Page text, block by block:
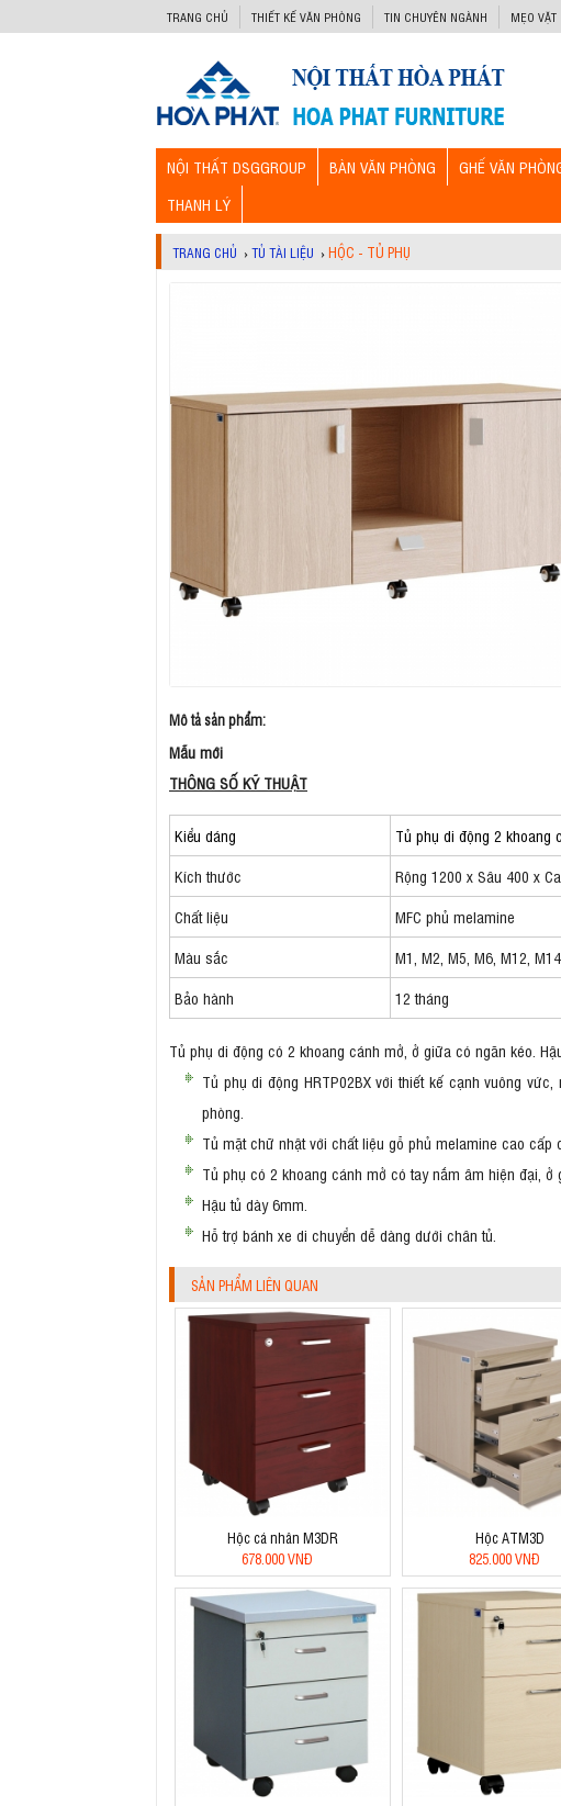
TRANG CHỦ THIẾT KẾ VĂN PHÒNG TIN CHUYÊN NGÀNH MẸO VẶT
NỘI THẤT DSGGROUP BÀN VĂN PHÒNG GHẾ VĂN
THANH LÝ
TRANG CHỦ ›TỦ TÀI LIỆU ›HỘC - TỦ PHỤ
Mô tả sản phẩm:
Mẫu mới
THÔNG SỐ KỸ THUẬT
Kiểu dáng
Tủ phụ di động 2 khoang
Kích thước
Rộng 1200 x Sâu 400 x
Chất liệu
MFC phủ melamine
Màu sắc
M1, M2, M5, M6, M12,
Bảo hành
12 tháng
Tủ phụ di động có 2 khoang cánh mở, ở giữa có ngăn kéo.
Tủ phụ di động HRTP02BX với thiết kế cạnh vuông
phòng.
Tủ mặt chữ nhật với chất liệu gỗ phủ melamine cao cấp
Tủ phụ có 2 khoang cánh mở có tay nắm âm hiện đại,
Hậu tủ dày 6mm.
Hỗ trợ bánh xe di chuyển dễ dàng dưới chân tủ.
SẢN PHẨM LIÊN QUAN
Hộc cá nhân M3DR
678.000 VNĐ
Hộc ATM3D
825.000 VNĐ